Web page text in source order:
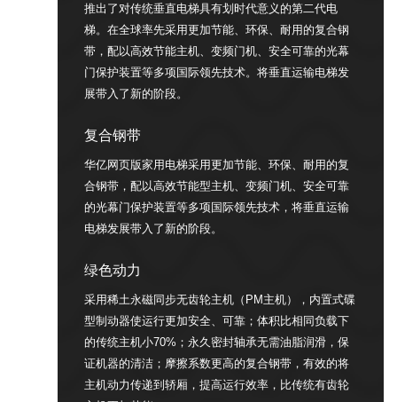
推出了对传统垂直电梯具有划时代意义的第二代电
梯。在全球率先采用更加节能、环保、耐用的复合钢
带，配以高效节能主机、变频门机、安全可靠的光幕
门保护装置等多项国际领先技术。将垂直运输电梯发
展带入了新的阶段。
复合钢带
华亿网页版家用电梯采用更加节能、环保、耐用的复
合钢带，配以高效节能型主机、变频门机、安全可靠
的光幕门保护装置等多项国际领先技术，将垂直运输
电梯发展带入了新的阶段。
绿色动力
采用稀土永磁同步无齿轮主机（PM主机），内置式碟
型制动器使运行更加安全、可靠；体积比相同负载下
的传统主机小70%；永久密封轴承无需油脂润滑，保
证机器的清洁；摩擦系数更高的复合钢带，有效的将
主机动力传递到轿厢，提高运行效率，比传统有齿轮